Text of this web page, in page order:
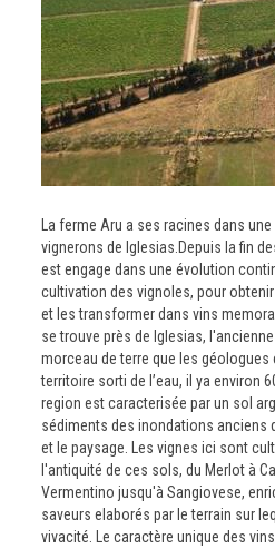
La ferme Aru a ses racines dans
vignerons de Iglesias.Depuis la fin
est engage dans une évolution
cultivation des vignoles, pour
et les transformer dans vins
se trouve près de Iglesias,
morceau de terre que les
territoire sorti de l’eau, il ya environ
region est caracterisée par un sol
sédiments des inondations anciens
et le paysage. Les vignes ici sont
l'antiquité de ces sols, du Merlot à
Vermentino jusqu'à Sangiovese,
saveurs elaborés par le terrain sur
vivacité. Le caractère unique des